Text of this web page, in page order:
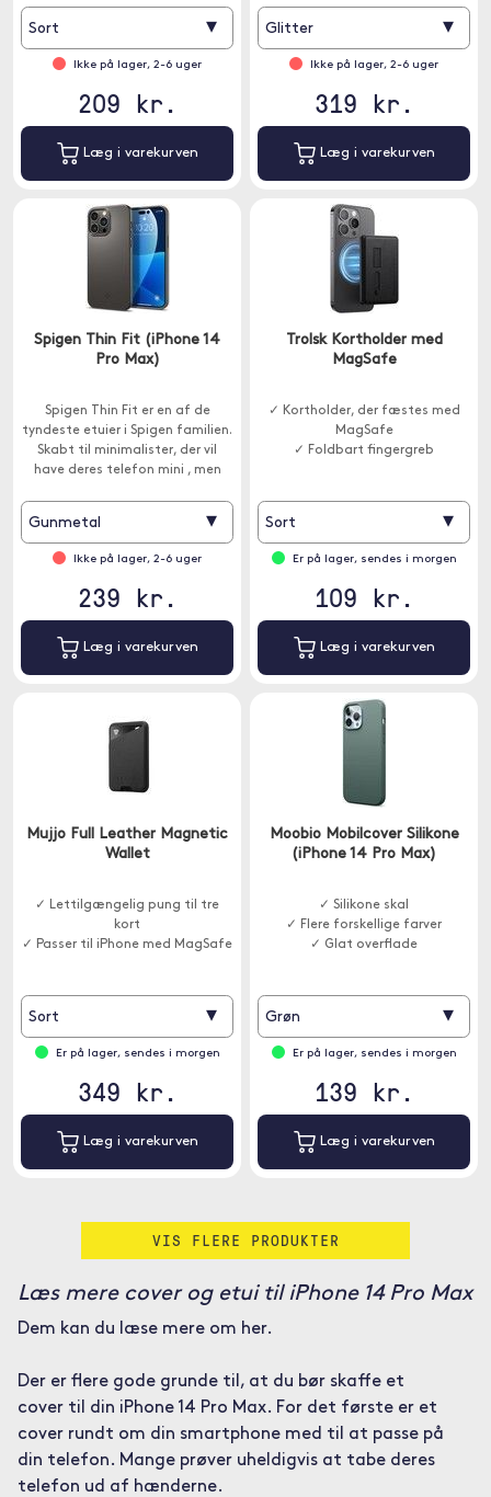
Sort ▾
Ikke på lager, 2-6 uger
209 kr.
Læg i varekurven
Glitter ▾
Ikke på lager, 2-6 uger
319 kr.
Læg i varekurven
Spigen Thin Fit (iPhone 14
Pro Max)
Spigen Thin Fit er en af de
tyndeste etuier i Spigen familien.
Skabt til minimalister, der vil
have deres telefon mini , men
Gunmetal ▾
Ikke på lager, 2-6 uger
239 kr.
Læg i varekurven
Trolsk Kortholder med
MagSafe
✓ Kortholder, der fæstes med
MagSafe
✓ Foldbart fingergreb
Sort ▾
Er på lager, sendes i morgen
109 kr.
Læg i varekurven
Mujjo Full Leather Magnetic
Wallet
✓ Lettilgængelig pung til tre
kort
✓ Passer til iPhone med MagSafe
Sort ▾
Er på lager, sendes i morgen
349 kr.
Læg i varekurven
Moobio Mobilcover Silikone
(iPhone 14 Pro Max)
✓ Silikone skal
✓ Flere forskellige farver
✓ Glat overflade
Grøn ▾
Er på lager, sendes i morgen
139 kr.
Læg i varekurven
VIS FLERE PRODUKTER
Læs mere cover og etui til iPhone 14 Pro Max
Dem kan du læse mere om her.
Der er flere gode grunde til, at du bør skaffe et
cover til din iPhone 14 Pro Max. For det første er et
cover rundt om din smartphone med til at passe på
din telefon. Mange prøver uheldigvis at tabe deres
telefon ud af hænderne.